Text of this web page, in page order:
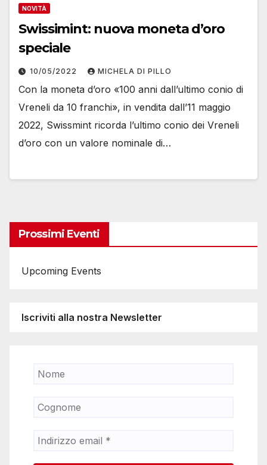
NOVITÀ
Swissimint: nuova moneta d’oro
speciale
10/05/2022 MICHELA DI PILLO
Con la moneta d’oro «100 anni dall’ultimo conio di
Vreneli da 10 franchi», in vendita dall’11 maggio
2022, Swissmint ricorda l’ultimo conio dei Vreneli
d’oro con un valore nominale di…
Prossimi Eventi
Upcoming Events
Iscriviti alla nostra Newsletter